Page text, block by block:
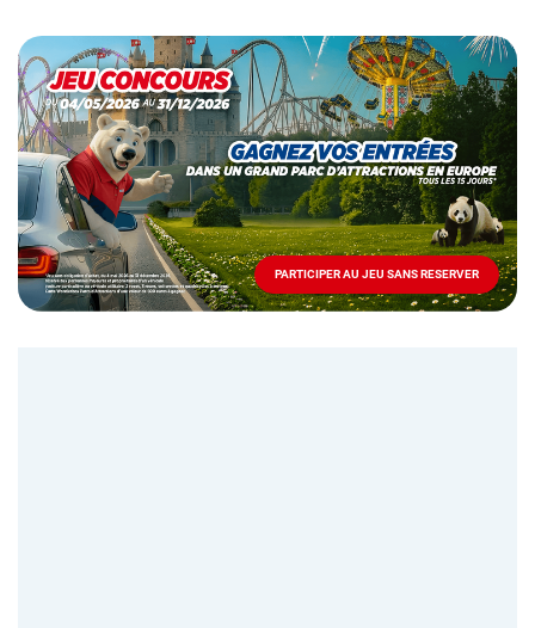
Opération
spéciale
Mai
-
Décembre
2026
Locations
PARTICIPER AU JEU SANS RESERVER
PARTICIPER
AU
JEU